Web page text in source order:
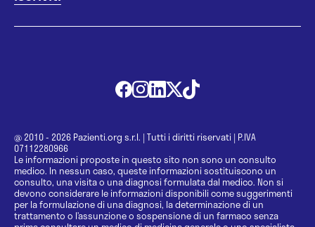
@ 2010 - 2026 Pazienti.org s.r.l. | Tutti i diritti riservati | P.IVA
07112280966
Le informazioni proposte in questo sito non sono un consulto
medico. In nessun caso, queste informazioni sostituiscono un
consulto, una visita o una diagnosi formulata dal medico. Non si
devono considerare le informazioni disponibili come suggerimenti
per la formulazione di una diagnosi, la determinazione di un
trattamento o l’assunzione o sospensione di un farmaco senza